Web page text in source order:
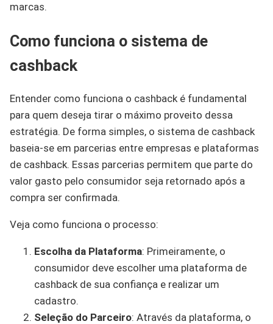
marcas.
Como funciona o sistema de
cashback
Entender como funciona o cashback é fundamental
para quem deseja tirar o máximo proveito dessa
estratégia. De forma simples, o sistema de cashback
baseia-se em parcerias entre empresas e plataformas
de cashback. Essas parcerias permitem que parte do
valor gasto pelo consumidor seja retornado após a
compra ser confirmada.
Veja como funciona o processo:
Escolha da Plataforma: Primeiramente, o
consumidor deve escolher uma plataforma de
cashback de sua confiança e realizar um
cadastro.
Seleção do Parceiro: Através da plataforma, o